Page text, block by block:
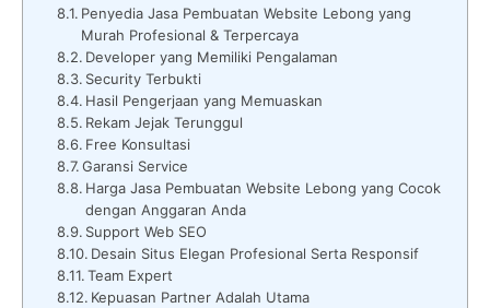
Penyedia Jasa Pembuatan Website Lebong yang
Murah Profesional & Terpercaya
Developer yang Memiliki Pengalaman
Security Terbukti
Hasil Pengerjaan yang Memuaskan
Rekam Jejak Terunggul
Free Konsultasi
Garansi Service
Harga Jasa Pembuatan Website Lebong yang Cocok
dengan Anggaran Anda
Support Web SEO
Desain Situs Elegan Profesional Serta Responsif
Team Expert
Kepuasan Partner Adalah Utama